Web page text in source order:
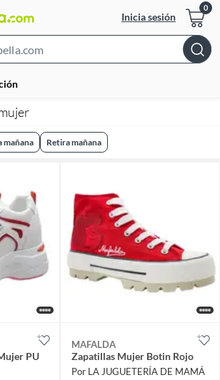
Inicia sesión
Bar
mañana Retira mañana
PU
MAFALDA
Zapatillas Mujer Botin Rojo
Por LA JUGUETERÍA DE MAMÁ